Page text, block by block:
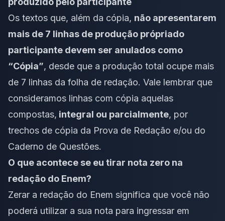
Os textos que, além da cópia, não apresentarem
mais de 7 linhas de produção própriado
participante devem ser anulados como
“Cópia”, desde que a produção total ocupe mais
de 7 linhas da folha de redação. Vale lembrar que
consideramos linhas com cópia aquelas
compostas, integral ou parcialmente, por
trechos de cópia da Prova de Redação e/ou do
Caderno de Questões.
O que acontece se eu tirar nota zero na
redação do Enem?
Zerar a redação do Enem significa que você não
poderá utilizar a sua nota para ingressar em